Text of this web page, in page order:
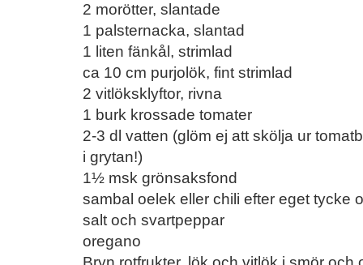
2 morötter, slantade
1 palsternacka, slantad
1 liten fänkål, strimlad
ca 10 cm purjolök, fint strimlad
2 vitlöksklyftor, rivna
1 burk krossade tomater
2-3 dl vatten (glöm ej att skölja ur
i grytan!)
1½ msk grönsaksfond
sambal oelek eller chili efter eget tycke
salt och svartpeppar
oregano